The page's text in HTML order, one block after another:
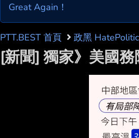
Great Again！
PTT.BEST 首頁 政黑
[新聞] 獨家》美國